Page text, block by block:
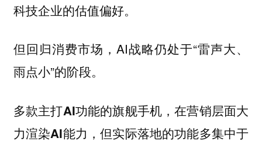
科技企业的估值偏好。
但回归消费市场，AI战略仍处于“雷声大、
雨点小”的阶段。
多款主打AI功能的旗舰手机，在营销层面大
力渲染AI能力，但实际落地的功能多集中于